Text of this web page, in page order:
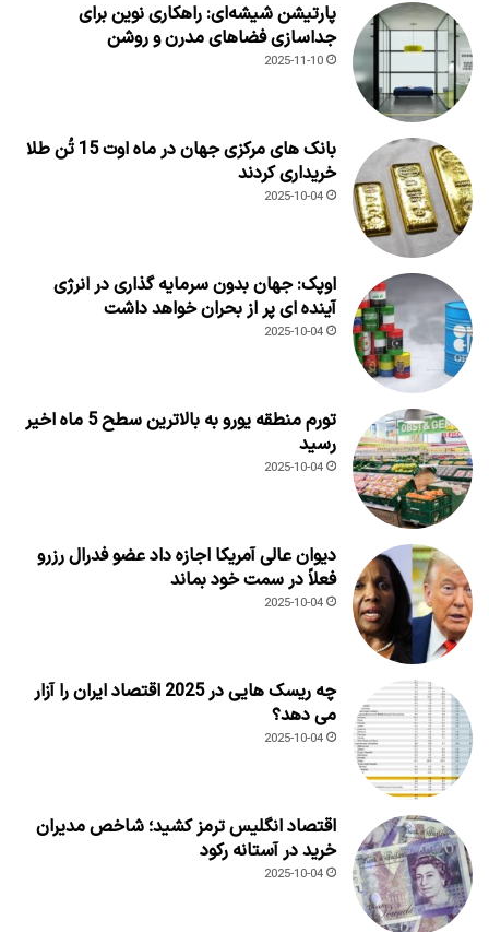
پارتیشن شیشه‌ای: راهکاری نوین برای
جداسازی فضاهای مدرن و روشن
2025-11-10
بانک های مرکزی جهان در ماه اوت 15 تُن طلا
خریداری کردند
2025-10-04
اوپک: جهان بدون سرمایه گذاری در انرژی
آینده ای پر از بحران خواهد داشت
2025-10-04
تورم منطقه یورو به بالاترین سطح 5 ماه اخیر
رسید
2025-10-04
دیوان عالی آمریکا اجازه داد عضو فدرال رزرو
فعلاً در سمت خود بماند
2025-10-04
چه ریسک هایی در 2025 اقتصاد ایران را آزار
می دهد؟
2025-10-04
اقتصاد انگلیس ترمز کشید؛ شاخص مدیران
خرید در آستانه رکود
2025-10-04